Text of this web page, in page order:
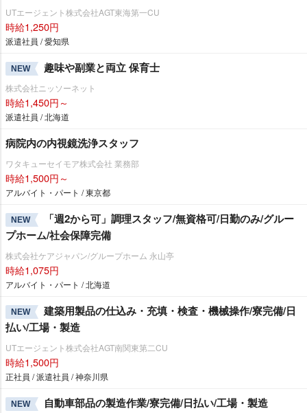
UTエージェント株式会社AGT東海第一CU
時給1,250円
派遣社員 / 愛知県
NEW 趣味や副業と両立 保育士
株式会社ニッソーネット
時給1,450円～
派遣社員 / 北海道
病院内の内視鏡洗浄スタッフ
ワタキューセイモア株式会社 業務部
時給1,500円～
アルバイト・パート / 東京都
NEW
「週2から可」調理スタッフ/無資格可/日勤のみ/グルー
プホーム/社会保障完備
株式会社ケアジャパン/グループホーム 永山亭
時給1,075円
アルバイト・パート / 北海道
NEW
建築用製品の仕込み・充填・検査・機械操作/寮完備/日
払い/工場・製造
UTエージェント株式会社AGT南関東第二CU
時給1,500円
正社員 / 派遣社員 / 神奈川県
NEW 自動車部品の製造作業/寮完備/日払い/工場・製造